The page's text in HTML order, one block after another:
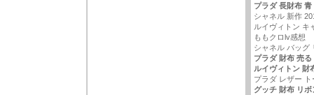
プラダ 長財布 青
シャネル 新作
ルイヴィトン キ
ももクロlv感想
シャネル バッグ
プラダ 財布 売る
ルイヴィトン 財
プラダ レザー
グッチ 財布 リボ